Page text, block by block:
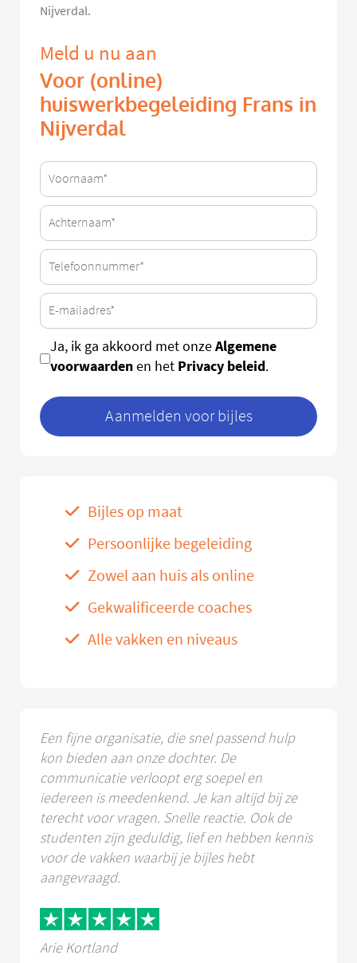
Nijverdal.
Meld u nu aan
Voor (online)
huiswerkbegeleiding Frans in
Nijverdal
Ja, ik ga akkoord met onzeAlgemene
voorwaardenen het Privacy beleid.
Aanmelden voor bijles
Bijles op maat
Persoonlijke begeleiding
Zowel aan huis als online
Gekwalificeerde coaches
Alle vakken en niveaus
Een fijne organisatie, die snel passend hulp
kon bieden aan onze dochter. De
communicatie verloopt erg soepel en
iedereen is meedenkend. Je kan altijd bij ze
terecht voor vragen. Snelle reactie. Ook de
studenten zijn geduldig, lief en hebben kennis
voor de vakken waarbij je bijles hebt
aangevraagd.
Arie Kortland